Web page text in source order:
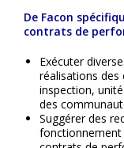
De Facon
contrats de
Exécuter
réalisations
inspection,
des
Suggérer des